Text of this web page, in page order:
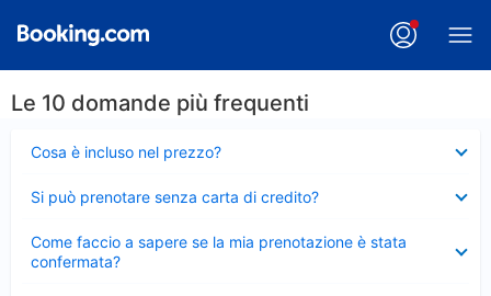
Le 10 domande più frequenti
Cosa è incluso nel prezzo?
chiuso
Si può prenotare senza carta di credito?
chiuso
Come faccio a sapere se la mia prenotazione è stata
confermata?
chiuso